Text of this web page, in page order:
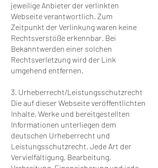
jeweilige Anbieter der verlinkten
Webseite verantwortlich. Zum
Zeitpunkt der Verlinkung waren keine
Rechtsverstöße erkennbar. Bei
Bekanntwerden einer solchen
Rechtsverletzung wird der Link
umgehend entfernen.
3. Urheberrecht/Leistungsschutzrecht
Die auf dieser Webseite veröffentlichten
Inhalte, Werke und bereitgestellten
Informationen unterliegen dem
deutschen Urheberrecht und
Leistungsschutzrecht. Jede Art der
Vervielfältigung, Bearbeitung,